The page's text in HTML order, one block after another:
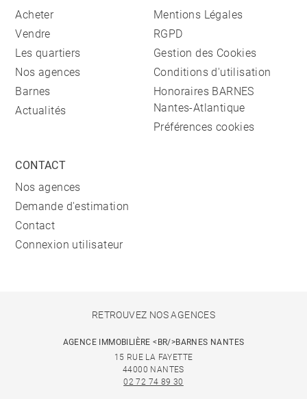
Acheter
Vendre
Les quartiers
Nos agences
Barnes
Actualités
Mentions Légales
RGPD
Gestion des Cookies
Conditions d'utilisation
Honoraires BARNES
Nantes-Atlantique
Préférences cookies
CONTACT
Nos agences
Demande d'estimation
Contact
Connexion utilisateur
RETROUVEZ NOS AGENCES
AGENCE IMMOBILIÈRE <BR/>BARNES NANTES
15 RUE LA FAYETTE
44000 NANTES
02 72 74 89 30